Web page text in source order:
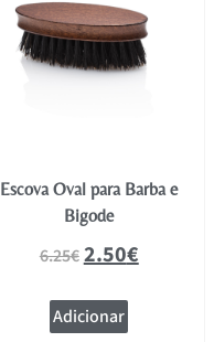
Escova Oval para Barba e
Bigode
6.25€2.50€
Adicionar